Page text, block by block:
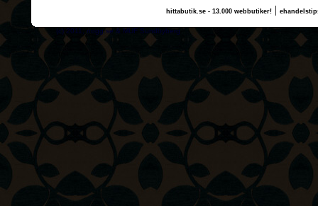
hittabutik.se - 13.000 webbutiker!|
(c) 2011, nogg.se & MUF Sundbyberg